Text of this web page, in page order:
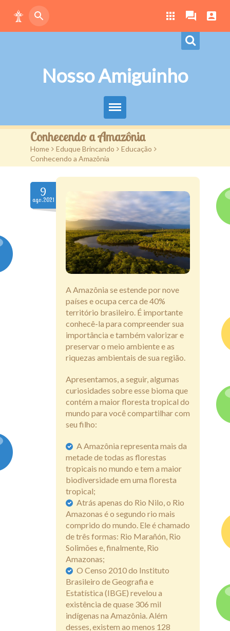
Nosso Amiguinho
Eduque Brincando
Letras
Play
Downloads
Atividades
Assine
Conhecendo a Amazônia
Home > Eduque Brincando > Educação >
Conhecendo a Amazônia
9
ago.2021
A Amazônia se estende por nove
países e ocupa cerca de 40%
território brasileiro. É importante
conhecê-la para compreender sua
importância e também valorizar e
preservar o meio ambiente e as
riquezas ambientais de sua região.
Apresentamos, a seguir, algumas
curiosidades sobre esse bioma que
contém a maior floresta tropical do
mundo para você compartilhar com
seu filho:
A Amazônia representa mais da
metade de todas as florestas
tropicais no mundo e tem a maior
biodiversidade em uma floresta
tropical;
Atrás apenas do Rio Nilo, o Rio
Amazonas é o segundo rio mais
comprido do mundo. Ele é chamado
de três formas: Rio Marañón, Rio
Solimões e, finalmente, Rio
Amazonas;
O Censo 2010 do Instituto
Brasileiro de Geografia e
Estatística (IBGE) revelou a
existência de quase 306 mil
indígenas na Amazônia. Além
desses, existem ao menos 128